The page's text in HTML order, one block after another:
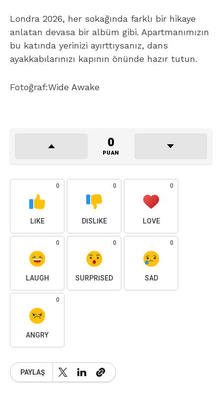
Londra 2026, her sokağında farklı bir hikaye
anlatan devasa bir albüm gibi. Apartmanımızın
bu katında yerinizi ayırttıysanız, dans
ayakkabılarınızı kapının önünde hazır tutun.
Fotoğraf:Wide Awake
0
PUAN
0
LIKE
0
DISLIKE
0
LOVE
0
LAUGH
0
SURPRISED
0
SAD
0
ANGRY
PAYLAŞ